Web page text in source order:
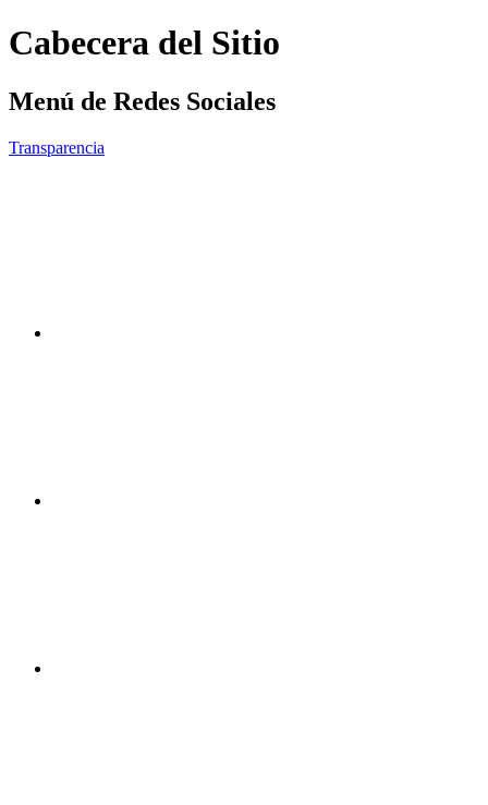
Cabecera del Sitio
Menú de Redes Sociales
Transparencia